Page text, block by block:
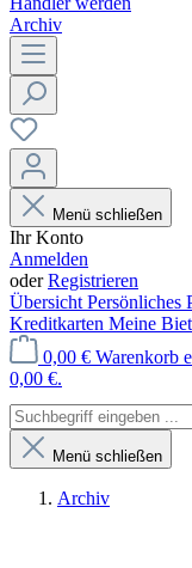
Archiv
Menü schließen
Ihr Konto
Anmelden
oderRegistrieren
Übersicht Persönliches
Kreditkarten Meine
0,00 € Warenkorb
0,00 €.
Menü schließen
Archiv